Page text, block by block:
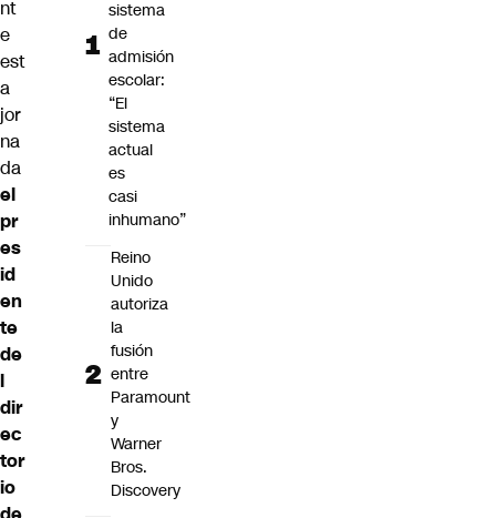
nt
e
est
a
jor
na
da
el
pr
es
id
en
te
de
l
dir
ec
tor
io
sistema
de
admisión
escolar:
“El
sistema
actual
es
casi
inhumano”
Reino
Unido
autoriza
la
fusión
entre
Paramount
y
Warner
Bros.
Discovery